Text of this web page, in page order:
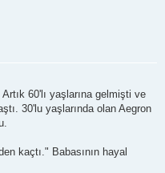
60'lı yaşlarına gelmişti ve
30'lu yaşlarında olan Aegron
kaçtı." Babasının hayal